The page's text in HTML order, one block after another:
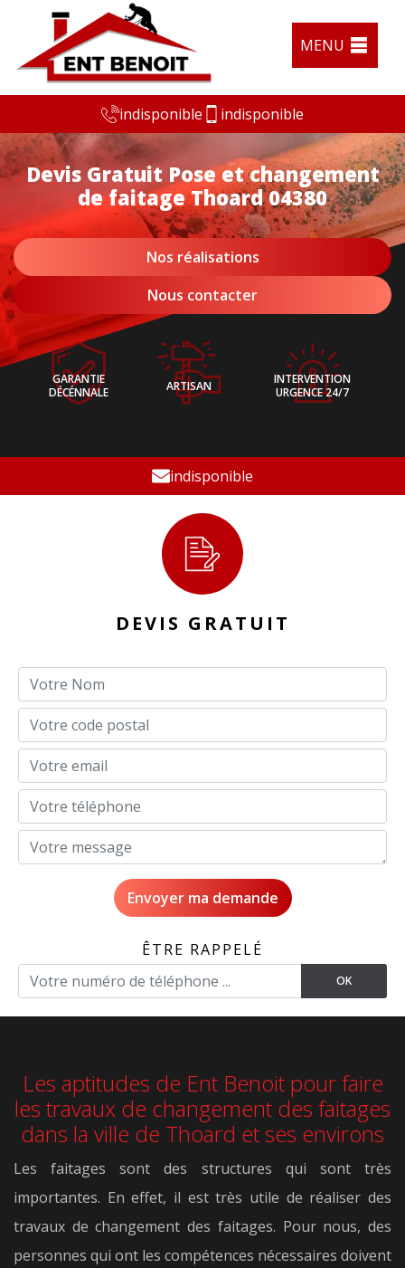
MENU
indisponible indisponible
Devis Gratuit Pose et changement
de faitage Thoard 04380
Nos réalisations
Nous contacter
GARANTIE
DÉCÉNNALE
ARTISAN
INTERVENTION
URGENCE 24/7
indisponible
DEVIS GRATUIT
ÊTRE RAPPELÉ
Les aptitudes de Ent Benoit pour faire
les travaux de changement des faitages
dans la ville de Thoard et ses environs
Les faitages sont des structures qui sont très
importantes. En effet, il est très utile de réaliser des
travaux de changement des faitages. Pour nous, des
personnes qui ont les compétences nécessaires doivent